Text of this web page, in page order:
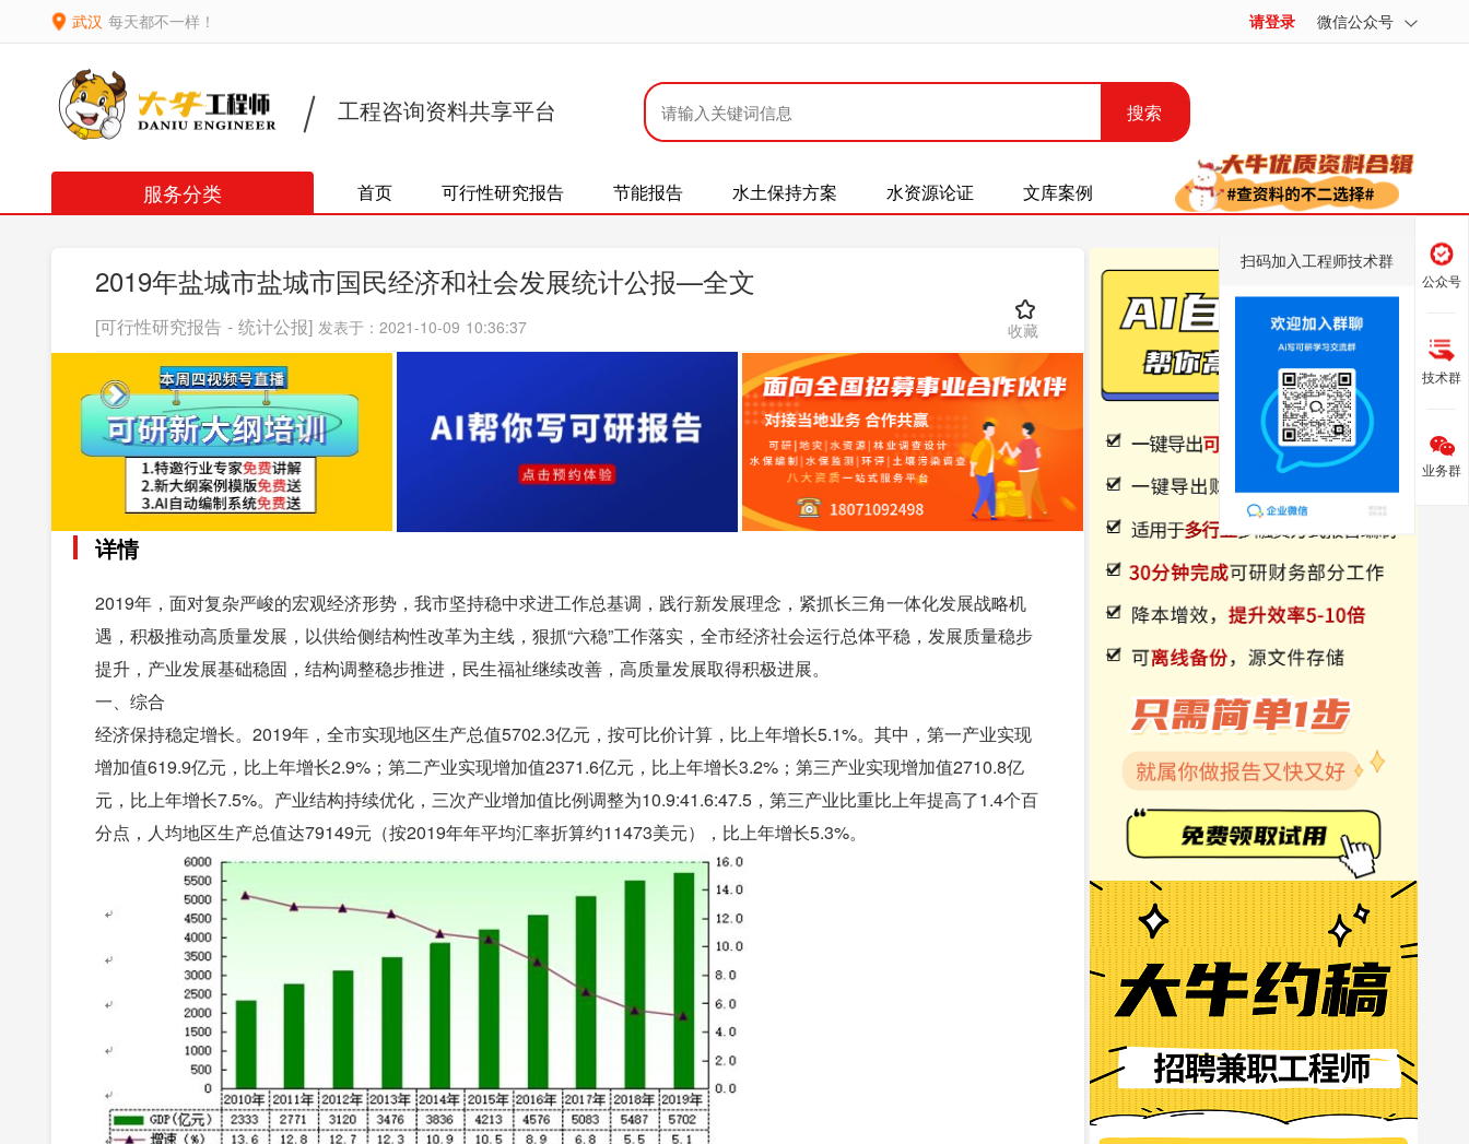
武汉 每天都不一样！ 请登录 微信公众号
工程咨询资料共享平台 搜索
服务分类 首页 可行性研究报告 节能报告 水土保持方案 水资源论证 文库案例
2019年盐城市盐城市国民经济和社会发展统计公报—全文
[可行性研究报告 - 统计公报] 发表于：2021-10-09 10:36:37 收藏
详情
2019年，面对复杂严峻的宏观经济形势，我市坚持稳中求进工作总基调，践行新发展理念，紧抓长三角一体化发展战略机
遇，积极推动高质量发展，以供给侧结构性改革为主线，狠抓“六稳”工作落实，全市经济社会运行总体平稳，发展质量稳步
提升，产业发展基础稳固，结构调整稳步推进，民生福祉继续改善，高质量发展取得积极进展。
一、综合
经济保持稳定增长。2019年，全市实现地区生产总值5702.3亿元，按可比价计算，比上年增长5.1%。其中，第一产业实现
增加值619.9亿元，比上年增长2.9%；第二产业实现增加值2371.6亿元，比上年增长3.2%；第三产业实现增加值2710.8亿
元，比上年增长7.5%。产业结构持续优化，三次产业增加值比例调整为10.9:41.6:47.5，第三产业比重比上年提高了1.4个百
分点，人均地区生产总值达79149元（按2019年年平均汇率折算约11473美元），比上年增长5.3%。
公众号
技术群
扫码加入工程师技术群
业务群